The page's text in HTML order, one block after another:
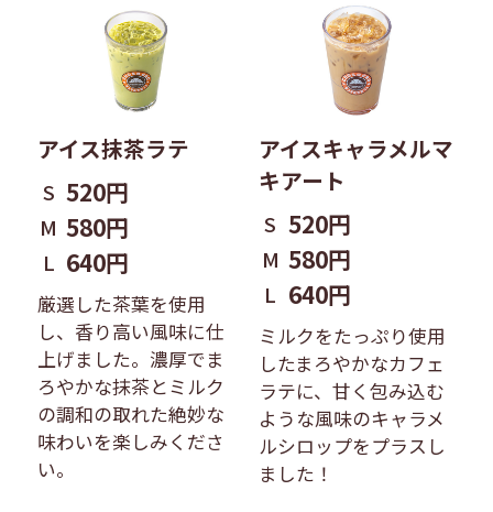
アイス抹茶ラテ
S 520円
M 580円
L 640円
厳選した茶葉を使用
し、香り高い風味に仕
上げました。濃厚でま
ろやかな抹茶とミルク
の調和の取れた絶妙な
味わいを楽しみくださ
い。
アイスキャラメルマ
キアート
S 520円
M 580円
L 640円
ミルクをたっぷり使用
したまろやかなカフェ
ラテに、甘く包み込む
ような風味のキャラメ
ルシロップをプラスし
ました！